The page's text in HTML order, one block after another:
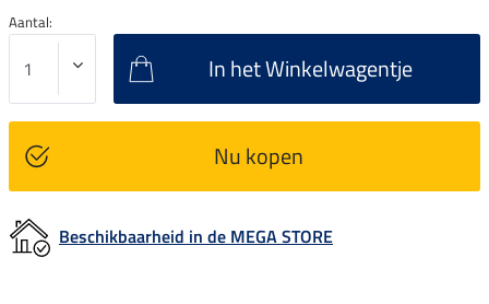
Aantal:
In het Winkelwagentje
Nu kopen
Beschikbaarheid in de MEGA STORE